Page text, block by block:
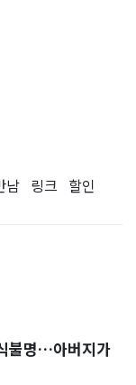
53개 중소기업이
남 링크 할인
불명…아버지가